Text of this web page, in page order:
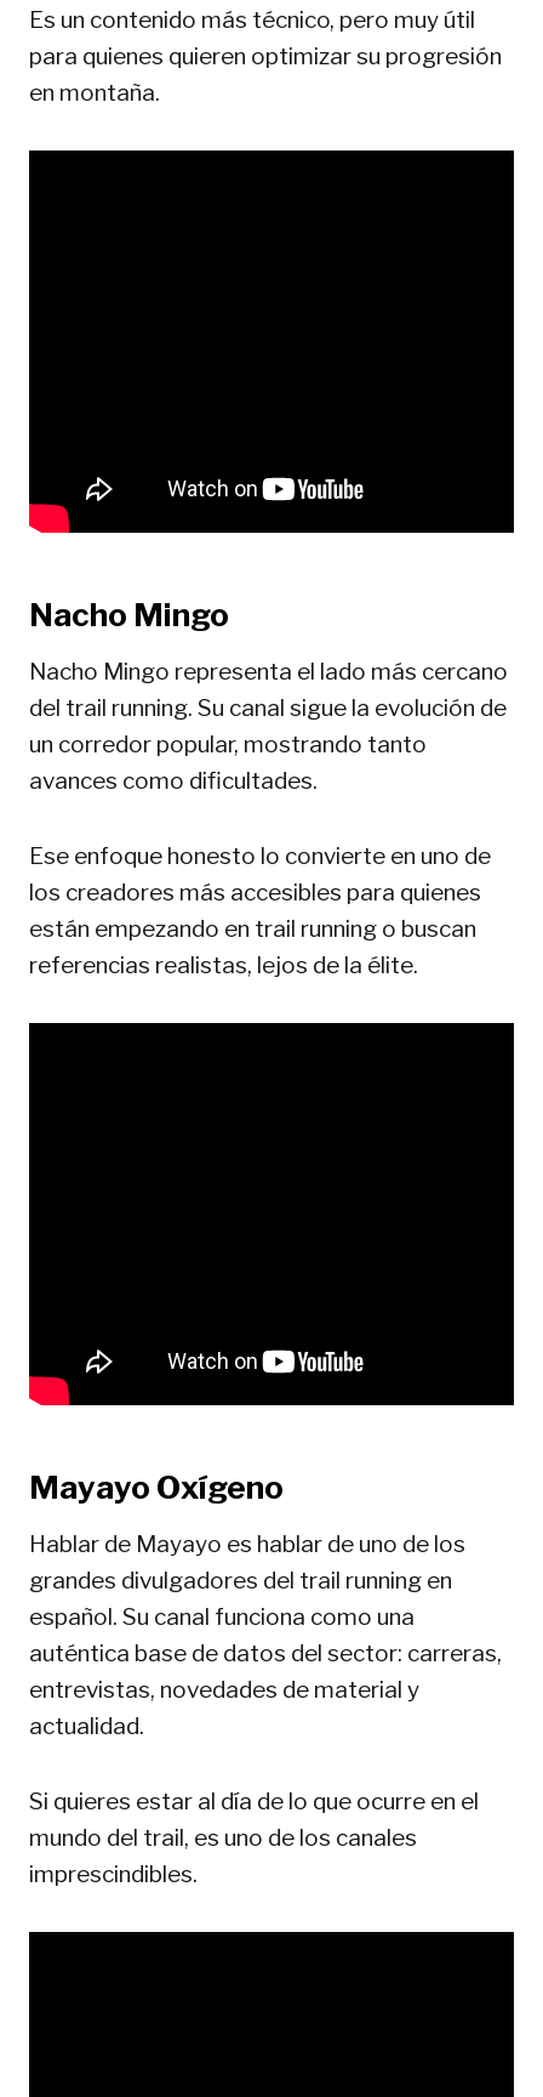
Es un contenido más técnico, pero muy útil
para quienes quieren optimizar su progresión
en montaña.
Nacho Mingo
Nacho Mingo representa el lado más cercano
del trail running. Su canal sigue la evolución de
un corredor popular, mostrando tanto
avances como dificultades.
Ese enfoque honesto lo convierte en uno de
los creadores más accesibles para quienes
están empezando en trail running o buscan
referencias realistas, lejos de la élite.
Mayayo Oxígeno
Hablar de Mayayo es hablar de uno de los
grandes divulgadores del trail running en
español. Su canal funciona como una
auténtica base de datos del sector: carreras,
entrevistas, novedades de material y
actualidad.
Si quieres estar al día de lo que ocurre en el
mundo del trail, es uno de los canales
imprescindibles.